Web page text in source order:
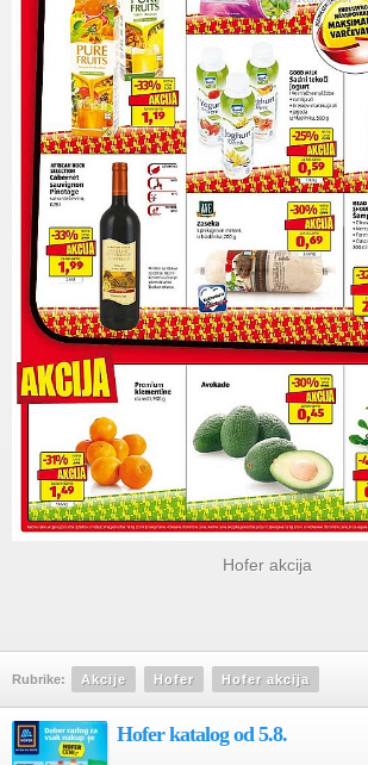
Hofer akcija
Rubrike: Akcije Hofer Hofer akcija
Hofer katalog od 5.8.